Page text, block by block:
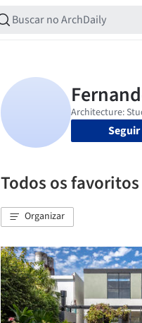
Seguir
Todos os
Organizar